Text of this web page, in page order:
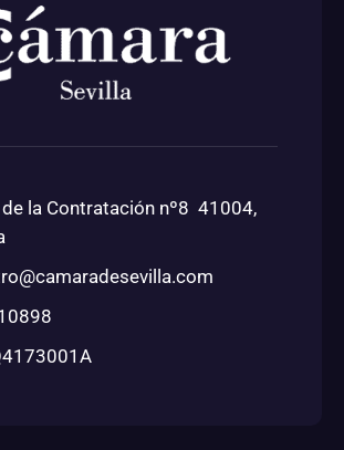
de la Contratación nº8 41004,